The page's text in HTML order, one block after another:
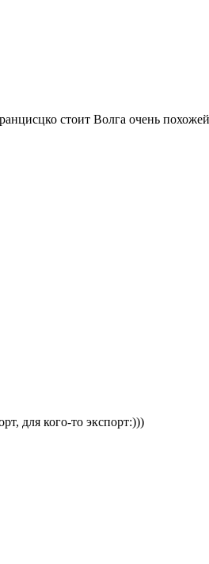
стоит Волга очень
для кого-то экспорт:)))